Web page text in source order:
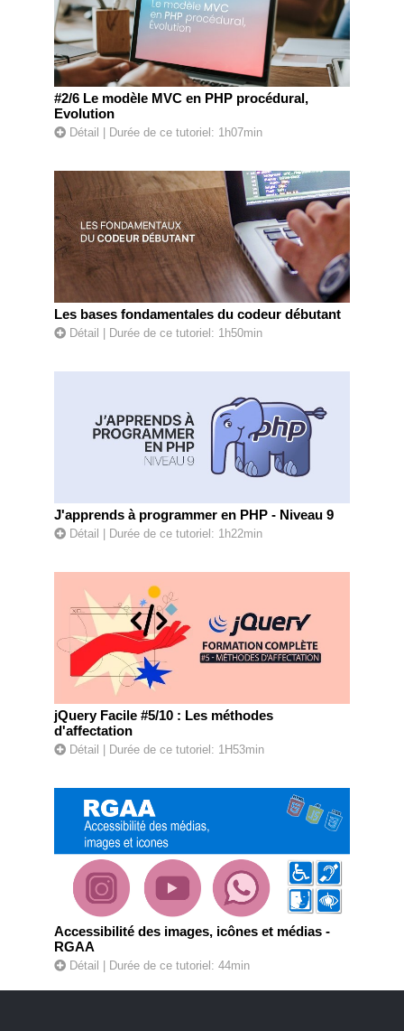
#2/6 Le modèle MVC en PHP procédural,
Evolution
Détail | Durée de ce tutoriel: 1h07min
Les bases fondamentales du codeur débutant
Détail | Durée de ce tutoriel: 1h50min
J'apprends à programmer en PHP - Niveau 9
Détail | Durée de ce tutoriel: 1h22min
jQuery Facile #5/10 : Les méthodes
d'affectation
Détail | Durée de ce tutoriel: 1H53min
Accessibilité des images, icônes et médias -
RGAA
Détail | Durée de ce tutoriel: 44min